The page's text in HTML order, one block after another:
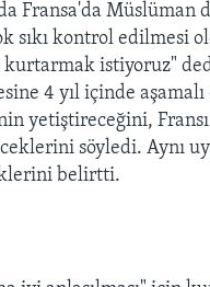
da Fransa'da
sıkı kontrol edilmesi
kurtarmak istiyoruz"
4 yıl içinde
yetiştireceğini,
söyledi. Aynı
belirtti.